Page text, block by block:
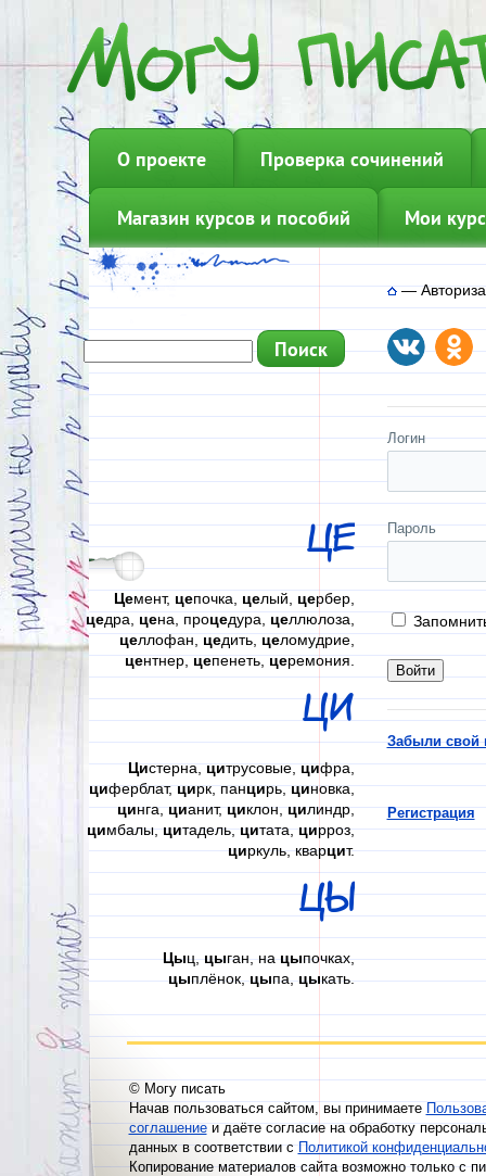
О проекте Проверка сочинений
Магазин курсов и пособий Мои
ЦЕ
Цемент, цепочка, целый, цербер,
цедра, цена, процедура, целлюлоза,
целлофан,цедить,целомудрие,
центнер,цепенеть,церемония.
ЦИ
Цистерна,цитрусовые,цифра,
циферблат,цирк, панцирь,циновка,
цинга,цианит,циклон,цилиндр,
цимбалы,цитадель,цитата,цирроз,
циркуль, кварцит.
ЦЫ
Цыц,цыган, нацыпочках,
цыплёнок,цыпа,цыкать.
—
Логин
Пароль
Забыли свой
Регистрация
© Могу писать
Начав пользоваться сайтом, вы принимаете
соглашениеи даёте согласие на обработку
данных в соответствии сПолитикой
Копирование материалов сайта возможно только с